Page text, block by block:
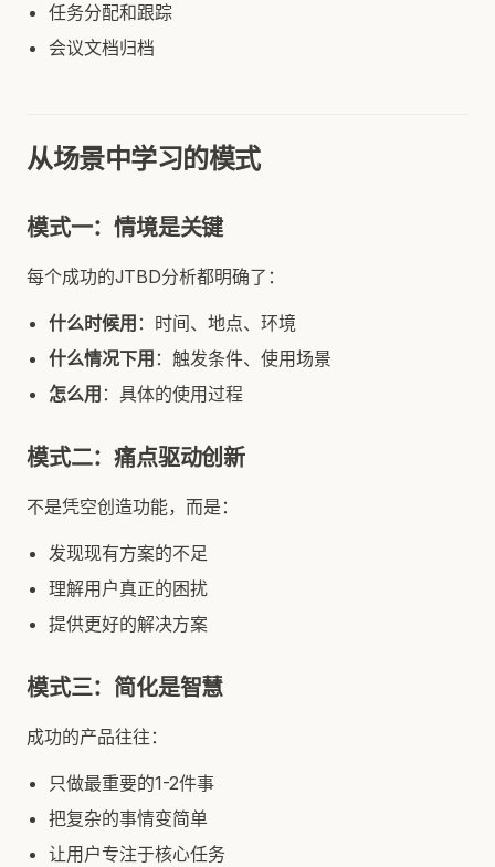
任务分配和跟踪
会议文档归档
从场景中学习的模式
模式一：情境是关键
每个成功的JTBD分析都明确了：
什么时候用 ：时间、地点、环境
什么情况下用 ：触发条件、使用场景
怎么用 ：具体的使用过程
模式二：痛点驱动创新
不是凭空创造功能，而是：
发现现有方案的不足
理解用户真正的困扰
提供更好的解决方案
模式三：简化是智慧
成功的产品往往：
只做最重要的1-2件事
把复杂的事情变简单
让用户专注于核心任务